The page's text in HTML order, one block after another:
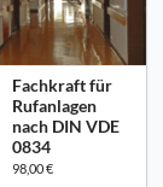
Fachkraft für
Rufanlagen
nach DIN VDE
0834
98,00 €